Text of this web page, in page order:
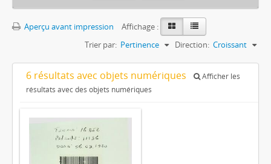
Aperçu avant impression
Affichage :
Trier par: Pertinence Direction: Croissant
6 résultats avec objets numériques
Afficher les
résultats avec des objets numériques